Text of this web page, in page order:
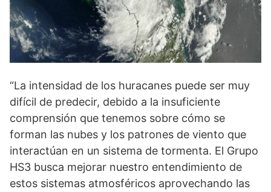
“La intensidad de los huracanes puede ser muy
difícil de predecir, debido a la insuficiente
comprensión que tenemos sobre cómo se
forman las nubes y los patrones de viento que
interactúan en un sistema de tormenta. El Grupo
HS3 busca mejorar nuestro entendimiento de
estos sistemas atmosféricos aprovechando las